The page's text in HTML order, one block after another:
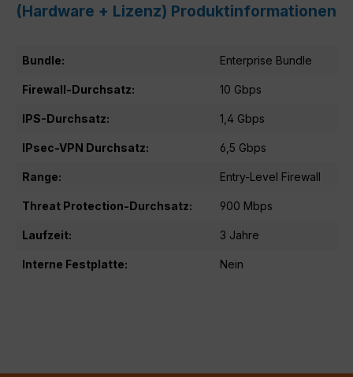
(Hardware + Lizenz) Produktinformationen
Bundle: Enterprise Bundle
Firewall-Durchsatz: 10 Gbps
IPS-Durchsatz: 1,4 Gbps
IPsec-VPN Durchsatz: 6,5 Gbps
Range: Entry-Level Firewall
Threat Protection-Durchsatz: 900 Mbps
Laufzeit: 3 Jahre
Interne Festplatte: Nein